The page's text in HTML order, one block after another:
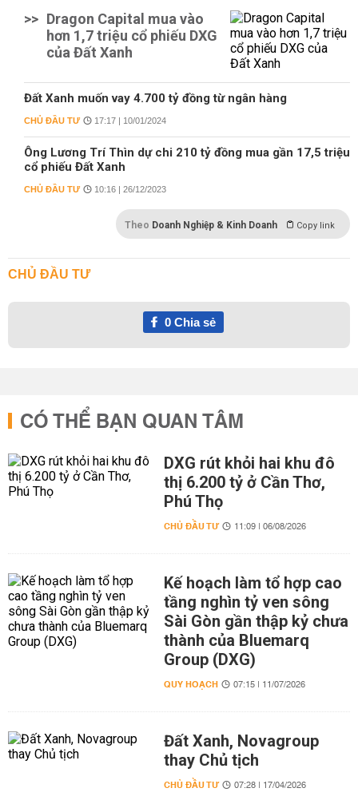
>> Dragon Capital mua vào
hơn 1,7 triệu cổ phiếu DXG
của Đất Xanh
Đất Xanh muốn vay 4.700 tỷ đồng từ ngân hàng
CHỦ ĐẦU TƯ 17:17 | 10/01/2024
Ông Lương Trí Thìn dự chi 210 tỷ đồng mua gần 17,5 triệu
cổ phiếu Đất Xanh
CHỦ ĐẦU TƯ 10:16 | 26/12/2023
Theo Doanh Nghiệp & Kinh Doanh Copy link
CHỦ ĐẦU TƯ
0Chia sẻ
CÓ THỂ BẠN QUAN TÂM
DXG rút khỏi hai khu đô
thị 6.200 tỷ ở Cần Thơ,
Phú Thọ
CHỦ ĐẦU TƯ 11:09 | 06/08/2026
Kế hoạch làm tổ hợp cao
tầng nghìn tỷ ven sông
Sài Gòn gần thập kỷ chưa
thành của Bluemarq
Group (DXG)
QUY HOẠCH 07:15 | 11/07/2026
Đất Xanh, Novagroup
thay Chủ tịch
CHỦ ĐẦU TƯ 07:28 | 17/04/2026